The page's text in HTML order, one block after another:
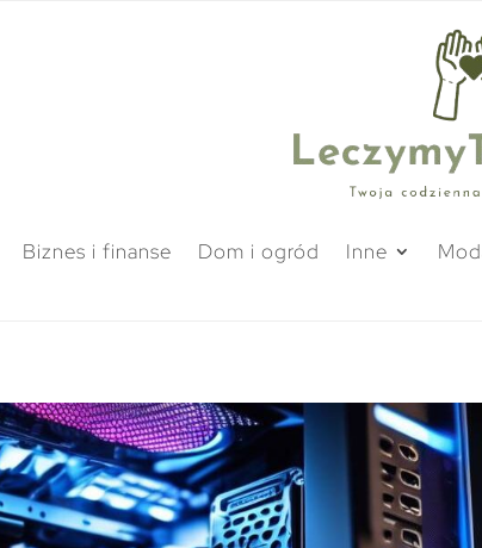
Biznes i finanse Dom i ogród Inne